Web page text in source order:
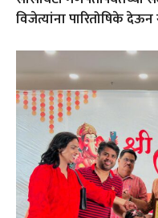
विजेत्यांना पारितोषिके